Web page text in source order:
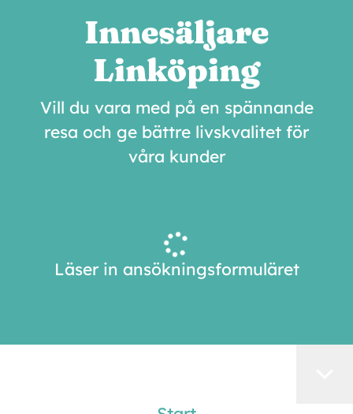
Innesäljare
Linköping
Vill du vara med på en spännande
resa och ge bättre livskvalitet för
våra kunder
Läser in ansökningsformuläret